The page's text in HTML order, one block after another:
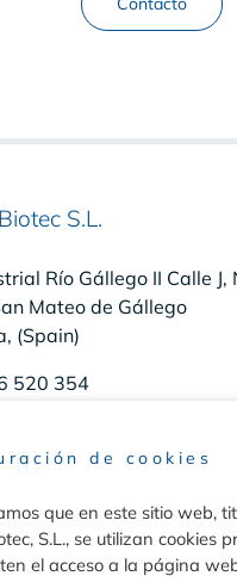
S.L.
Río Gállego II Calle J,
Mateo de Gállego
(Spain)
520 354
de cookies
que en este sitio web,
S.L., se utilizan cookies
el acceso a la página